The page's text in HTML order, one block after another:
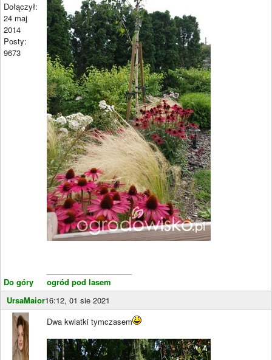
Dołączył:
24 maj
2014
Posty:
9673
Do góry
ogród pod lasem
UrsaMaior16:12, 01 sie 2021
Dwa kwiatki tymczasem